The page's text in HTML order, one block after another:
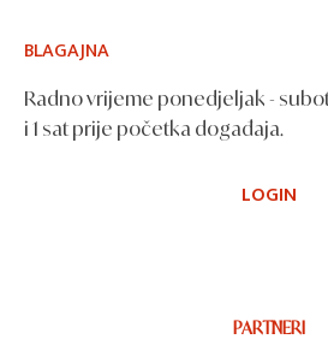
BLAGAJNA
Radno vrijeme ponedjeljak -
i 1 sat prije početka događaja.
LOGIN
PARTNERI